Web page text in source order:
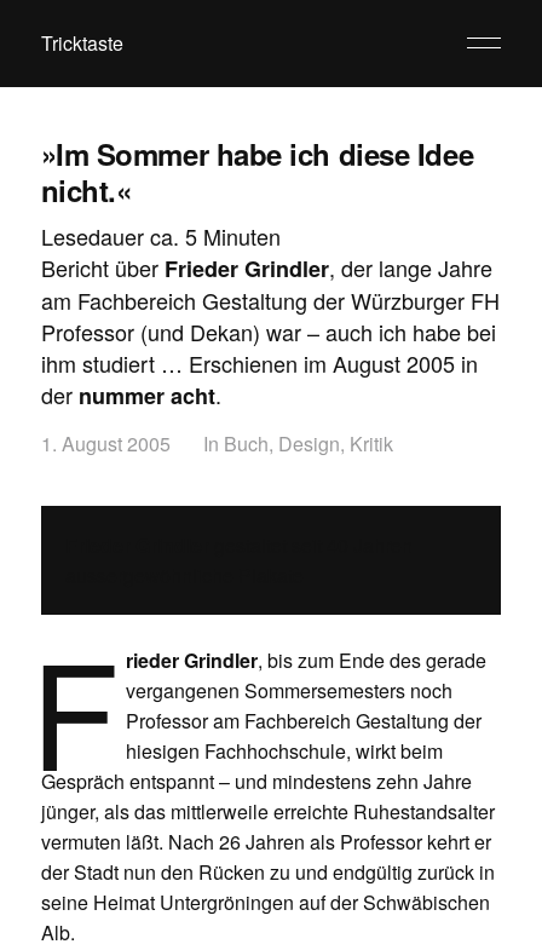
Tricktaste
»Im Sommer habe ich diese Idee
nicht.«
Lesedauer ca. 5 Minuten
Bericht über Frieder Grindler, der lange Jahre
am Fachbereich Gestaltung der Würzburger FH
Professor (und Dekan) war – auch ich habe bei
ihm studiert … Erschienen im August 2005 in
der nummer acht.
1. August 2005 In Buch, Design, Kritik
F rieder Grindler, bis zum Ende des gerade
vergangenen Sommersemesters noch
Professor am Fachbereich Gestaltung der
hiesigen Fachhochschule, wirkt beim
Gespräch entspannt – und mindestens zehn Jahre
jünger, als das mittlerweile erreichte Ruhestandsalter
vermuten läßt. Nach 26 Jahren als Professor kehrt er
der Stadt nun den Rücken zu und endgültig zurück in
seine Heimat Untergröningen auf der Schwäbischen
Alb.